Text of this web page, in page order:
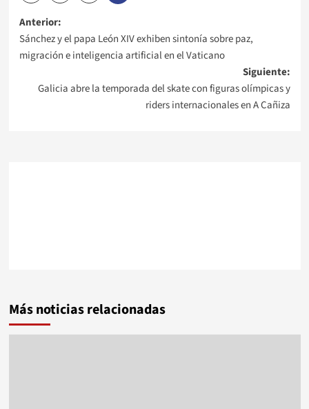
Navegación
de
entradas
Anterior:
Sánchez y el papa León XIV exhiben sintonía sobre paz,
migración e inteligencia artificial en el Vaticano
Siguiente:
Galicia abre la temporada del skate con figuras olímpicas y
riders internacionales en A Cañiza
Más noticias relacionadas